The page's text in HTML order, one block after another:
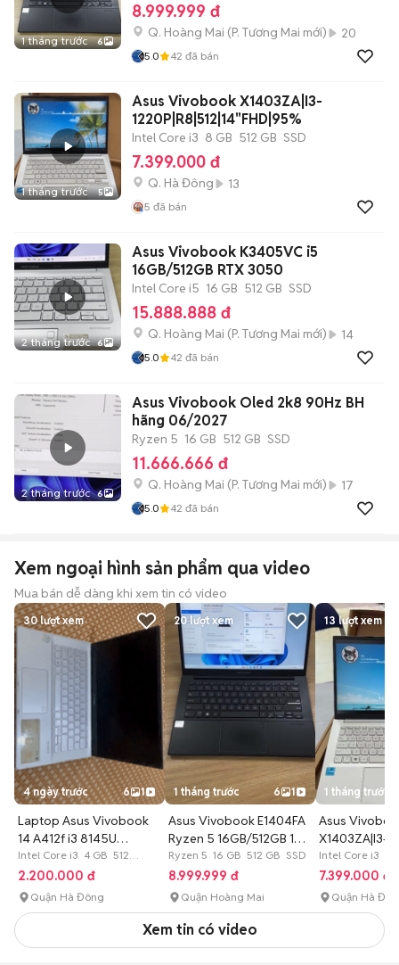
1 tháng trước 6
8.999.999 đ
Q. Hoàng Mai (P. Tương Mai mới) 20
5.0 42 đã bán
1 tháng trước 5
Asus Vivobook X1403ZA|I3-
1220P|R8|512|14"FHD|95%
Intel Core i3 8 GB 512 GB SSD
7.399.000 đ
Q. Hà Đông 13
5 đã bán
2 tháng trước 6
Asus Vivobook K3405VC i5
16GB/512GB RTX 3050
Intel Core i5 16 GB 512 GB SSD
15.888.888 đ
Q. Hoàng Mai (P. Tương Mai mới) 14
5.0 42 đã bán
2 tháng trước 6
Asus Vivobook Oled 2k8 90Hz BH
hãng 06/2027
Ryzen 5 16 GB 512 GB SSD
11.666.666 đ
Q. Hoàng Mai (P. Tương Mai mới) 17
5.0 42 đã bán
Xem ngoại hình sản phẩm qua video
Mua bán dễ dàng khi xem tin có video
30lượt xem
4 ngày trước 6 1
Laptop Asus Vivobook
14 A412f i3 8145U
4GB/512GB
Intel Core i3 4 GB 512
GB SSD
2.200.000 đ
Quận Hà Đông
20lượt xem
1 tháng trước 6 1
Asus Vivobook E1404FA
Ryzen 5 16GB/512GB 14
inch
Ryzen 5 16 GB 512 GB SSD
8.999.999 đ
Quận Hoàng Mai
13 lượt xem
1 tháng trước
Asus
X1403ZA|I3-
Intel Core i3 8
GB SSD
7.399.000 đ
Quận Hà
Xem tin có video